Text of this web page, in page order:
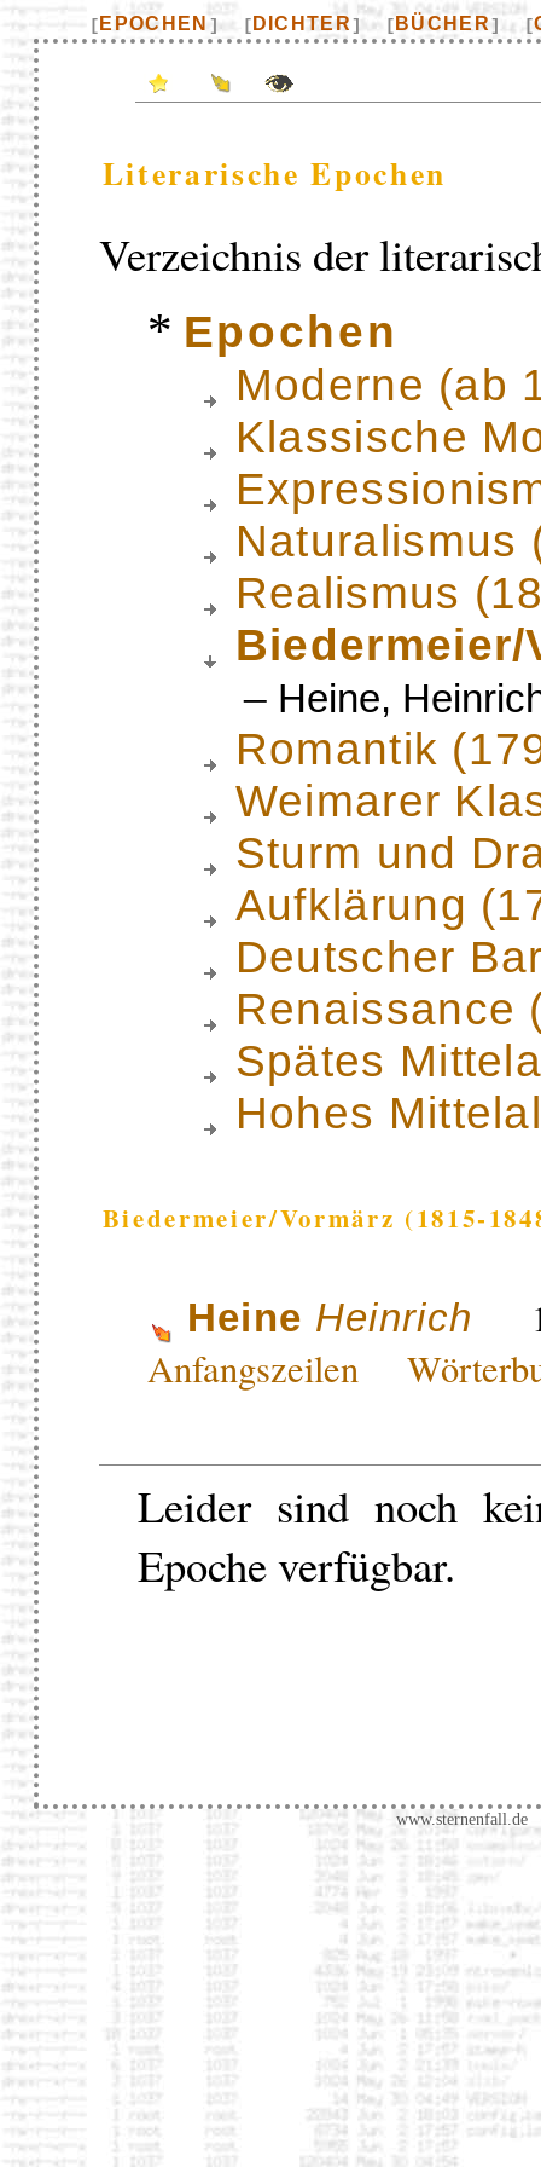
[ EPOCHEN ] [ DICHTER] [ BÜCHER] [
Literarische Epochen
Verzeichnis der
* Epochen
Moderne (ab
Klassische
Naturalismus
Realismus
Biedermeier/
– Heine,
Romantik
Weimarer
Sturm und
Aufklärung
Deutscher
Renaissance
Spätes
Hohes
Biedermeier/Vormärz (1815-
Heine Heinrich
Anfangszeilen
Leider sind noch
Epoche verfügbar.
www.sternenfall.de